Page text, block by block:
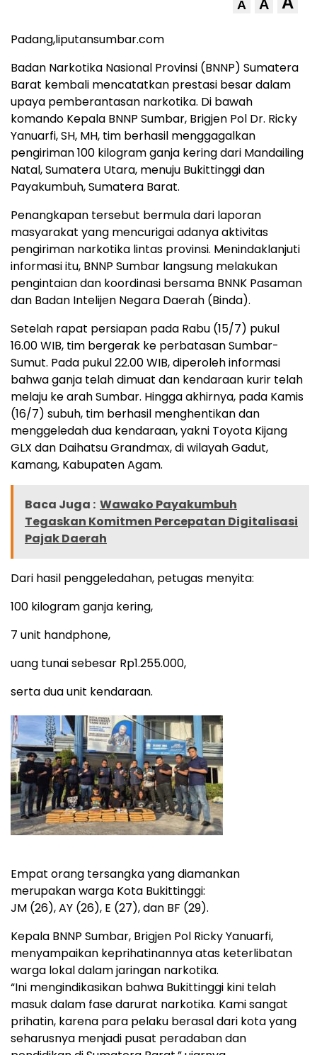
A A
Padang,liputansumbar.com
Badan Narkotika Nasional Provinsi (BNNP) Sumatera
Barat kembali mencatatkan prestasi besar dalam
upaya pemberantasan narkotika. Di bawah
komando Kepala BNNP Sumbar, Brigjen Pol Dr. Ricky
Yanuarfi, SH, MH, tim berhasil menggagalkan
pengiriman 100 kilogram ganja kering dari Mandailing
Natal, Sumatera Utara, menuju Bukittinggi dan
Payakumbuh, Sumatera Barat.
Penangkapan tersebut bermula dari laporan
masyarakat yang mencurigai adanya aktivitas
pengiriman narkotika lintas provinsi. Menindaklanjuti
informasi itu, BNNP Sumbar langsung melakukan
pengintaian dan koordinasi bersama BNNK Pasaman
dan Badan Intelijen Negara Daerah (Binda).
Setelah rapat persiapan pada Rabu (15/7) pukul
16.00 WIB, tim bergerak ke perbatasan Sumbar-
Sumut. Pada pukul 22.00 WIB, diperoleh informasi
bahwa ganja telah dimuat dan kendaraan kurir telah
melaju ke arah Sumbar. Hingga akhirnya, pada Kamis
(16/7) subuh, tim berhasil menghentikan dan
menggeledah dua kendaraan, yakni Toyota Kijang
GLX dan Daihatsu Grandmax, di wilayah Gadut,
Kamang, Kabupaten Agam.
Baca Juga : Wawako Payakumbuh
Tegaskan Komitmen Percepatan Digitalisasi
Pajak Daerah
Dari hasil penggeledahan, petugas menyita:
100 kilogram ganja kering,
7 unit handphone,
uang tunai sebesar Rp1.255.000,
serta dua unit kendaraan.
Empat orang tersangka yang diamankan
merupakan warga Kota Bukittinggi:
JM (26), AY (26), E (27), dan BF (29).
Kepala BNNP Sumbar, Brigjen Pol Ricky Yanuarfi,
menyampaikan keprihatinannya atas keterlibatan
warga lokal dalam jaringan narkotika.
“Ini mengindikasikan bahwa Bukittinggi kini telah
masuk dalam fase darurat narkotika. Kami sangat
prihatin, karena para pelaku berasal dari kota yang
seharusnya menjadi pusat peradaban dan